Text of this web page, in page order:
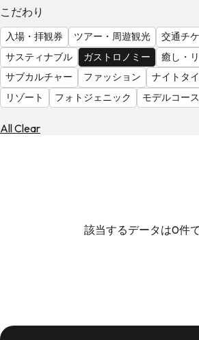
る
気
を
見
る
こだわり
入場・拝観券 ツアー・周遊観光
交通チ
サスティナブル
ガストロノミー
癒し・
サブカルチャー
ファッション
ナイトタ
リゾート
フォトジェニック モデルコース
All Clear
該当するデータは0件で